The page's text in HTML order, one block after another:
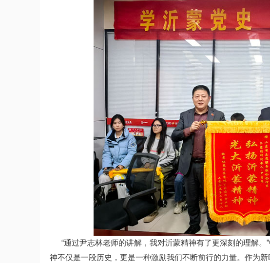
“通过尹志林老师的讲解，我对沂蒙精神有了更深刻的理解。
神不仅是一段历史，更是一种激励我们不断前行的力量。作为